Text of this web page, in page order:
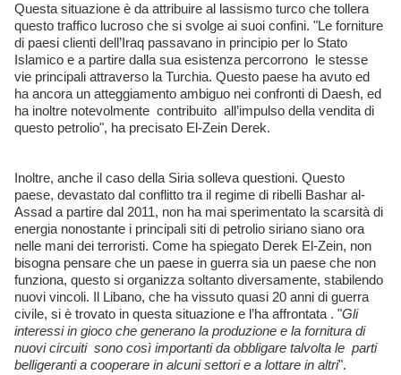
Questa situazione è da attribuire al lassismo turco che tollera
questo traffico lucroso che si svolge ai suoi confini. "Le forniture
di paesi clienti dell’Iraq passavano in principio per lo Stato
Islamico e a partire dalla sua esistenza percorrono le stesse
vie principali attraverso la Turchia. Questo paese ha avuto ed
ha ancora un atteggiamento ambiguo nei confronti di Daesh, ed
ha inoltre notevolmente contribuito all’impulso della vendita di
questo petrolio", ha precisato El-Zein Derek.
Inoltre, anche il caso della Siria solleva questioni. Questo
paese, devastato dal conflitto tra il regime di ribelli Bashar al-
Assad a partire dal 2011, non ha mai sperimentato la scarsità di
energia nonostante i principali siti di petrolio siriano siano ora
nelle mani dei terroristi. Come ha spiegato Derek El-Zein, non
bisogna pensare che un paese in guerra sia un paese che non
funziona, questo si organizza soltanto diversamente, stabilendo
nuovi vincoli. Il Libano, che ha vissuto quasi 20 anni di guerra
civile, si è trovato in questa situazione e l’ha affrontata . "Gli
interessi in gioco che generano la produzione e la fornitura di
nuovi circuiti sono così importanti da obbligare talvolta le parti
belligeranti a cooperare in alcuni settori e a lottare in altri".